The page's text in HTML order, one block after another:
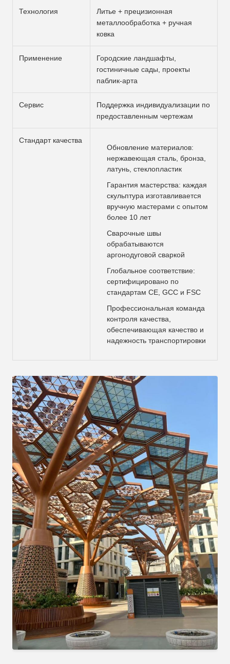
Технология
Литье + прецизионная
металлообработка + ручная
ковка
Применение
Городские ландшафты,
гостиничные сады, проекты
паблик-арта
Сервис
Поддержка индивидуализации по
предоставленным чертежам
Стандарт качества
Обновление материалов:
нержавеющая сталь, бронза,
латунь, стеклопластик
Гарантия мастерства: каждая
скульптура изготавливается
вручную мастерами с опытом
более 10 лет
Сварочные швы
обрабатываются
аргонодуговой сваркой
Глобальное соответствие:
сертифицировано по
стандартам CE, GCC и FSC
Профессиональная команда
контроля качества,
обеспечивающая качество и
надежность транспортировки